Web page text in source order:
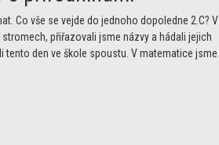
Co vše se vejde do jednoho dopoledne 2.C? V
přiřazovali jsme názvy a hádali jejich
tento den ve škole spoustu. V matematice jsme